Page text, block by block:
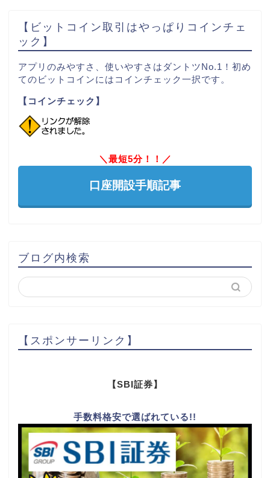
【ビットコイン取引はやっぱりコインチェ
ック】
アプリのみやすさ、使いやすさはダントツNo.1！初め
てのビットコインにはコインチェック一択です。
【コインチェック】
＼最短5分！！／
口座開設手順記事
ブログ内検索
【スポンサーリンク】
【SBI証券】
手数料格安で選ばれている!!